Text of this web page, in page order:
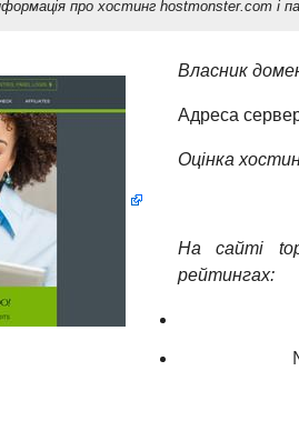
про хостинг hostmonster.com і
Власник
Адреса
Оцінка
На сайті
рейтингах: